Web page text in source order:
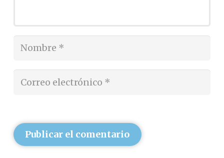
Publicar el comentario